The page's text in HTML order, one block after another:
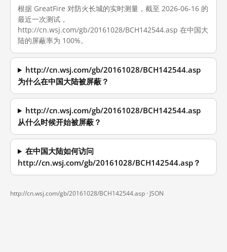
根据 GreatFire 对防火长城的实时测量，截至 2026-06-16 的
最近一次测试，
http://cn.wsj.com/gb/20161028/BCH142544.asp 在中国大
陆的屏蔽率为 100%。
http://cn.wsj.com/gb/20161028/BCH142544.asp
为什么在中国大陆被屏蔽？
http://cn.wsj.com/gb/20161028/BCH142544.asp
从什么时候开始被屏蔽？
在中国大陆如何访问
http://cn.wsj.com/gb/20161028/BCH142544.asp？
http://cn.wsj.com/gb/20161028/BCH142544.asp · JSON